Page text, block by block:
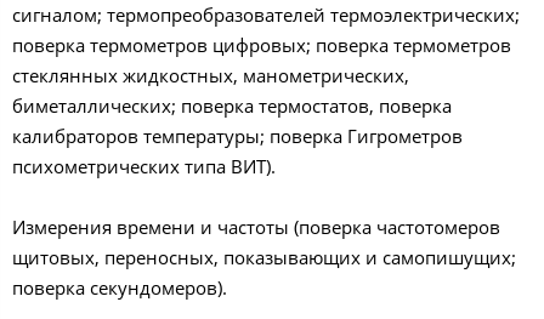
сигналом; термопреобразователей термоэлектрических;
поверка термометров цифровых; поверка термометров
стеклянных жидкостных, манометрических,
биметаллических; поверка термостатов, поверка
калибраторов температуры; поверка Гигрометров
психометрических типа ВИТ).
Измерения времени и частоты (поверка частотомеров
щитовых, переносных, показывающих и самопишущих;
поверка секундомеров).